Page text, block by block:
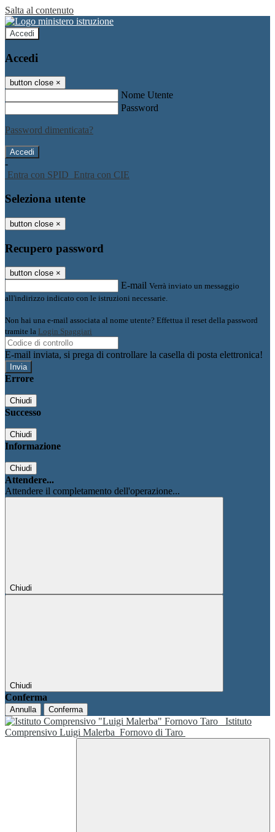
Salta al contenuto
Accedi
Accedi
button close ×
Nome Utente
Password
Password dimenticata?
-
Entra con SPID Entra con CIE
Seleziona utente
button close ×
Recupero password
button close ×
E-mail Verrà inviato un messaggio
all'indirizzo indicato con le istruzioni necessarie.
Non hai una e-mail associata al nome utente? Effettua il reset della password
tramite la Login Spaggiari
E-mail inviata, si prega di controllare la casella di posta elettronica!
Errore
Chiudi
Successo
Chiudi
Informazione
Chiudi
Attendere...
Attendere il completamento dell'operazione...
Chiudi
Chiudi
Conferma
Annulla Conferma
Istituto
Comprensivo Luigi Malerba Fornovo di Taro